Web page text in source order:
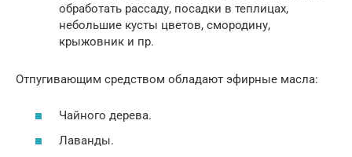
обработать рассаду, посадки в теплицах,
небольшие кусты цветов, смородину,
крыжовник и пр.
Отпугивающим средством обладают эфирные масла:
Чайного дерева.
Лаванды.